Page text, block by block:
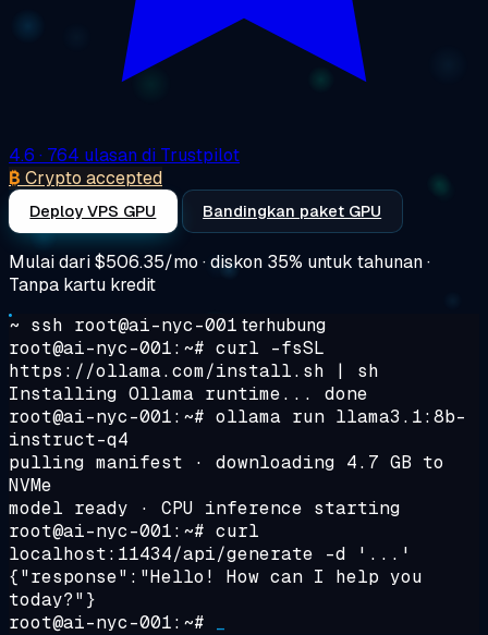
4.6 · 764 ulasan di Trustpilot
₿ Crypto accepted
Deploy VPS GPU Bandingkan paket GPU
Mulai dari$506.35/mo · diskon 35% untuk tahunan ·
Tanpa kartu kredit
~ ssh root@ai-nyc-001 terhubung
root@ai-nyc-001:~# curl -fsSL
https://ollama.com/install.sh | sh
Installing Ollama runtime... done
root@ai-nyc-001:~# ollama run llama3.1:8b-
instruct-q4
pulling manifest · downloading 4.7 GB to
NVMe
model ready · CPU inference starting
root@ai-nyc-001:~# curl
localhost:11434/api/generate -d '...'
{"response":"Hello! How can I help you
today?"}
root@ai-nyc-001:~#